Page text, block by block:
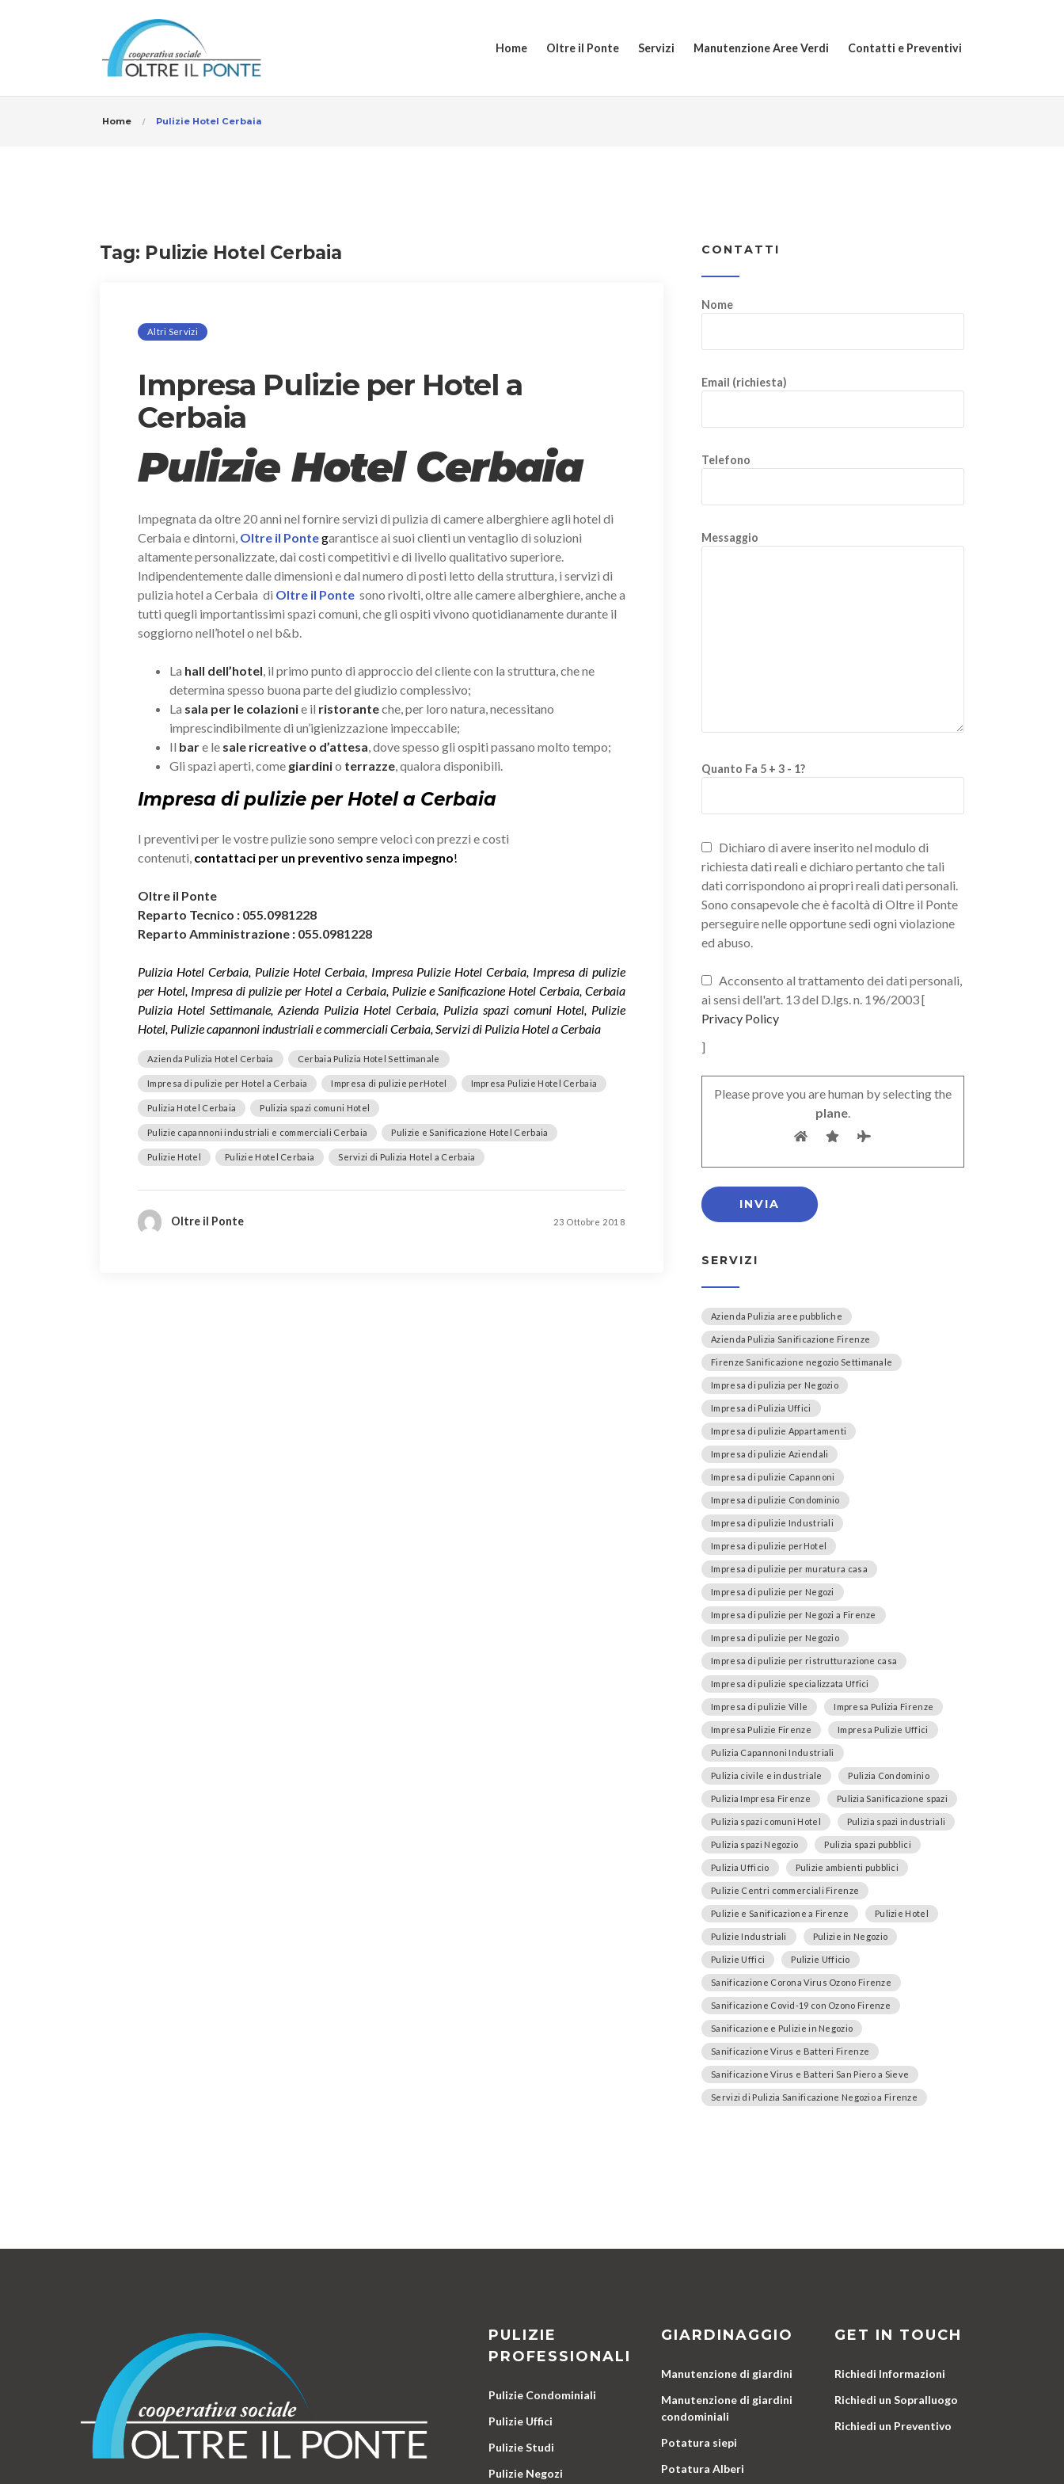
Home Oltre il Ponte Servizi Manutenzione Aree Verdi Contatti e Preventivi
Home Pulizie Hotel Cerbaia
Tag: Pulizie Hotel Cerbaia
Altri Servizi
Impresa Pulizie per Hotel a
Cerbaia
Pulizie Hotel Cerbaia
Impegnata da oltre 20 anni nel fornire servizi di pulizia di camere alberghiere agli hotel di
Cerbaia e dintorni, Oltre il Pontegarantisce ai suoi clienti un ventaglio di soluzioni
altamente personalizzate, dai costi competitivi e di livello qualitativo superiore.
Indipendentemente dalle dimensioni e dal numero di posti letto della struttura, i servizi di
pulizia hotel a Cerbaia di Oltre il Ponte sono rivolti, oltre alle camere alberghiere, anche a
tutti quegli importantissimi spazi comuni, che gli ospiti vivono quotidianamente durante il
soggiorno nell’hotel o nel b&b.
La hall dell’hotel, il primo punto di approccio del cliente con la struttura, che ne
determina spesso buona parte del giudizio complessivo;
La sala per le colazionie il ristoranteche, per loro natura, necessitano
imprescindibilmente di un’igienizzazione impeccabile;
Il bare le sale ricreative o d’attesa, dove spesso gli ospiti passano molto tempo;
Gli spazi aperti, come giardinio terrazze, qualora disponibili.
Impresa di pulizie per Hotel a Cerbaia
I preventivi per le vostre pulizie sono sempre veloci con prezzi e costi
contenuti, contattaci per un preventivo senza impegno!
Oltre il Ponte
Reparto Tecnico : 055.0981228
Reparto Amministrazione : 055.0981228
Pulizia Hotel Cerbaia, Pulizie Hotel Cerbaia, Impresa Pulizie Hotel Cerbaia, Impresa di pulizie
per Hotel, Impresa di pulizie per Hotel a Cerbaia, Pulizie e Sanificazione Hotel Cerbaia, Cerbaia
Pulizia Hotel Settimanale, Azienda Pulizia Hotel Cerbaia, Pulizia spazi comuni Hotel, Pulizie
Hotel, Pulizie capannoni industriali e commerciali Cerbaia, Servizi di Pulizia Hotel a Cerbaia
Azienda Pulizia Hotel Cerbaia Cerbaia Pulizia Hotel Settimanale
Impresa di pulizie per Hotel a Cerbaia Impresa di pulizie perHotel Impresa Pulizie Hotel Cerbaia
Pulizia Hotel Cerbaia Pulizia spazi comuni Hotel
Pulizie capannoni industriali e commerciali Cerbaia Pulizie e Sanificazione Hotel Cerbaia
Pulizie Hotel Pulizie Hotel Cerbaia Servizi di Pulizia Hotel a Cerbaia
Oltre il Ponte 23 Ottobre 2018
CONTATTI
Nome
Email (richiesta)
Telefono
Messaggio
Quanto Fa 5 + 3 - 1?
Dichiaro di avere inserito nel modulo di
richiesta dati reali e dichiaro pertanto che tali
dati corrispondono ai propri reali dati personali.
Sono consapevole che è facoltà di Oltre il Ponte
perseguire nelle opportune sedi ogni violazione
ed abuso.
Acconsento al trattamento dei dati personali,
ai sensi dell'art. 13 del D.lgs. n. 196/2003 [
Privacy Policy
]
Please prove you are human by selecting the
plane.
SERVIZI
Azienda Pulizia aree pubbliche
Azienda Pulizia Sanificazione Firenze
Firenze Sanificazione negozio Settimanale
Impresa di pulizia per Negozio
Impresa di Pulizia Uffici
Impresa di pulizie Appartamenti
Impresa di pulizie Aziendali
Impresa di pulizie Capannoni
Impresa di pulizie Condominio
Impresa di pulizie Industriali
Impresa di pulizie perHotel
Impresa di pulizie per muratura casa
Impresa di pulizie per Negozi
Impresa di pulizie per Negozi a Firenze
Impresa di pulizie per Negozio
Impresa di pulizie per ristrutturazione casa
Impresa di pulizie specializzata Uffici
Impresa di pulizie Ville Impresa Pulizia Firenze
Impresa Pulizie Firenze Impresa Pulizie Uffici
Pulizia Capannoni Industriali
Pulizia civile e industriale Pulizia Condominio
Pulizia Impresa Firenze Pulizia Sanificazione spazi
Pulizia spazi comuni Hotel Pulizia spazi industriali
Pulizia spazi Negozio Pulizia spazi pubblici
Pulizia Ufficio Pulizie ambienti pubblici
Pulizie Centri commerciali Firenze
Pulizie e Sanificazione a Firenze Pulizie Hotel
Pulizie Industriali Pulizie in Negozio
Pulizie Uffici Pulizie Ufficio
Sanificazione Corona Virus Ozono Firenze
Sanificazione Covid-19 con Ozono Firenze
Sanificazione e Pulizie in Negozio
Sanificazione Virus e Batteri Firenze
Sanificazione Virus e Batteri San Piero a Sieve
Servizi di Pulizia Sanificazione Negozio a Firenze
PULIZIE
PROFESSIONALI
Pulizie Condominiali
Pulizie Uffici
Pulizie Studi
Pulizie Negozi
GIARDINAGGIO
Manutenzione di giardini
Manutenzione di giardini
condominiali
Potatura siepi
Potatura Alberi
GET IN TOUCH
Richiedi Informazioni
Richiedi un Sopralluogo
Richiedi un Preventivo